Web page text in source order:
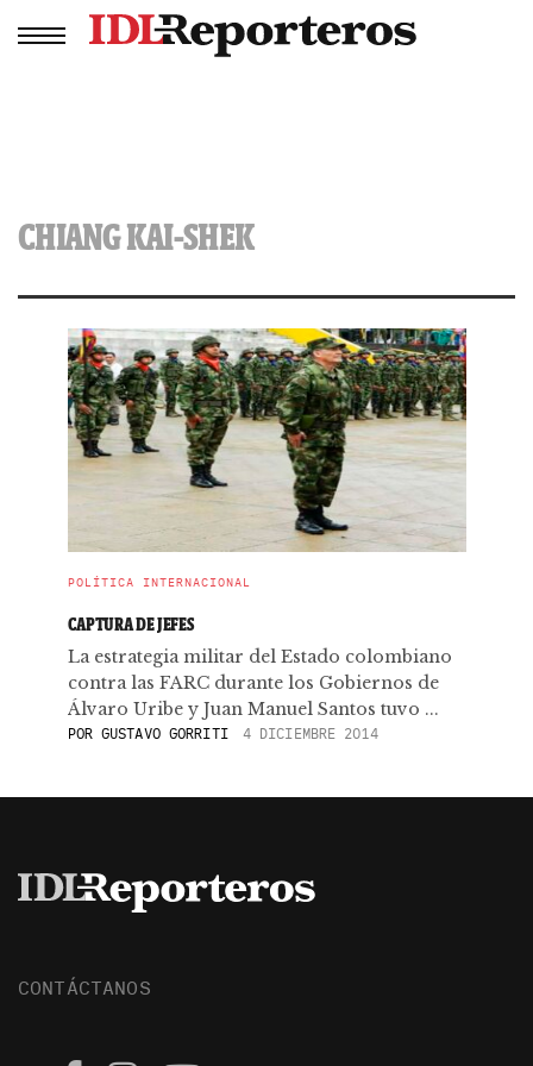
CHIANG KAI-SHEK
POLÍTICA INTERNACIONAL
CAPTURA DE JEFES
La estrategia militar del Estado colombiano
contra las FARC durante los Gobiernos de
Álvaro Uribe y Juan Manuel Santos tuvo ...
POR GUSTAVO GORRITI 4 DICIEMBRE 2014
CONTÁCTANOS